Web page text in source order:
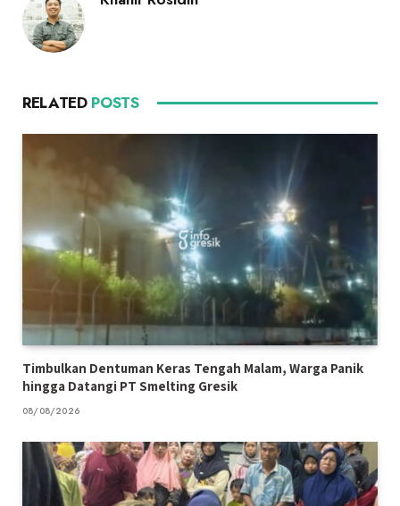
RELATED POSTS
Timbulkan Dentuman Keras Tengah Malam, Warga Panik
hingga Datangi PT Smelting Gresik
08/08/2026